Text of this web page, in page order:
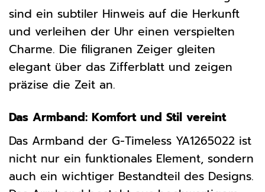
sind ein subtiler Hinweis auf die Herkunft
und verleihen der Uhr einen verspielten
Charme. Die filigranen Zeiger gleiten
elegant über das Zifferblatt und zeigen
präzise die Zeit an.
Das Armband: Komfort und Stil vereint
Das Armband der G-Timeless YA1265022 ist
nicht nur ein funktionales Element, sondern
auch ein wichtiger Bestandteil des Designs.